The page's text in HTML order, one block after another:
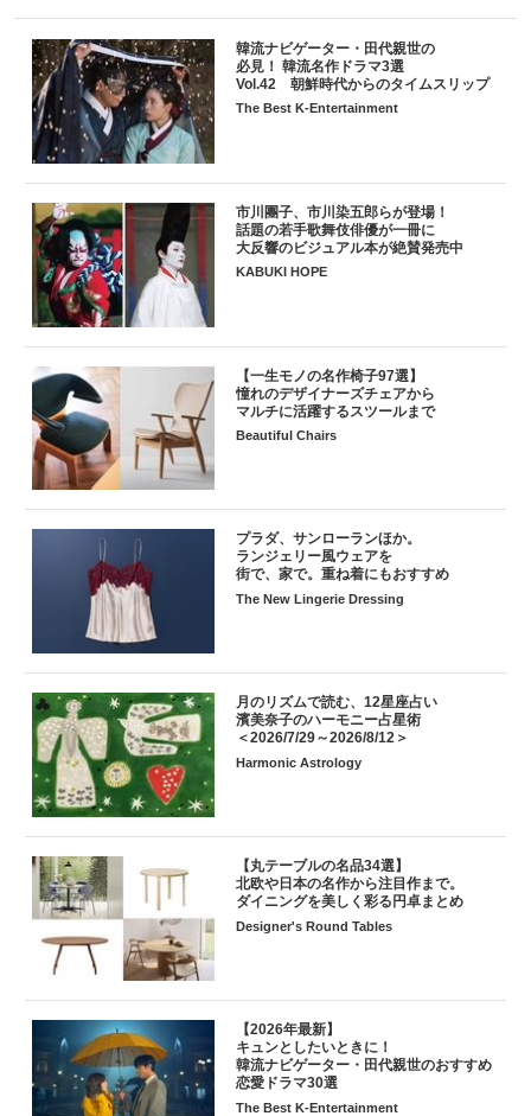
韓流ナビゲーター・田代親世の
必見！ 韓流名作ドラマ3選
Vol.42 朝鮮時代からのタイムスリップ
The Best K-Entertainment
市川團子、市川染五郎らが登場！
話題の若手歌舞伎俳優が一冊に
大反響のビジュアル本が絶賛発売中
KABUKI HOPE
【一生モノの名作椅子97選】
憧れのデザイナーズチェアから
マルチに活躍するスツールまで
Beautiful Chairs
プラダ、サンローランほか。
ランジェリー風ウェアを
街で、家で。重ね着にもおすすめ
The New Lingerie Dressing
月のリズムで読む、12星座占い
濱美奈子のハーモニー占星術
＜2026/7/29～2026/8/12＞
Harmonic Astrology
【丸テーブルの名品34選】
北欧や日本の名作から注目作まで。
ダイニングを美しく彩る円卓まとめ
Designer's Round Tables
【2026年最新】
キュンとしたいときに！
韓流ナビゲーター・田代親世のおすすめ
恋愛ドラマ30選
The Best K-Entertainment